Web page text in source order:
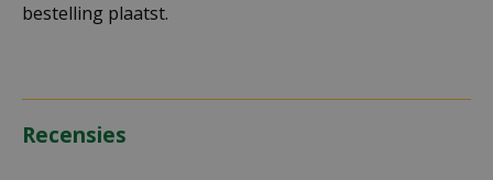
bestelling plaatst.
Recensies